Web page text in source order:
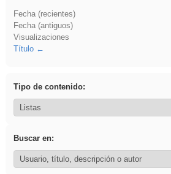
Fecha (recientes)
Fecha (antiguos)
Visualizaciones
Título
Tipo de contenido:
Buscar en: